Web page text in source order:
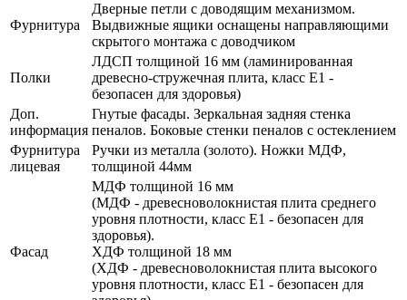
Фурнитура
Дверные петли с доводящим механизмом.
Выдвижные ящики оснащены направляющими
скрытого монтажа с доводчиком
Полки
ЛДСП толщиной 16 мм (ламинированная
древесно-стружечная плита, класс E1 -
безопасен для здоровья)
Доп.
информация
Гнутые фасады. Зеркальная задняя стенка
пеналов. Боковые стенки пеналов с остеклением
Фурнитура
лицевая
Ручки из металла (золото). Ножки МДФ,
толщиной 44мм
Фасад
МДФ толщиной 16 мм
(МДФ - древесноволокнистая плита среднего
уровня плотности, класс E1 - безопасен для
здоровья).
ХДФ толщиной 18 мм
(ХДФ - древесноволокнистая плита высокого
уровня плотности, класс E1 - безопасен для